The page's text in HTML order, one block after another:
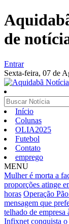
de
Entrar
Sexta-feira, 07 de
Início
Colunas
OLIA2025
Futebol
Contato
emprego
MENU
Mulher é morta a
proporções atinge
horas Operação
mensagem que
telhado de
Infixnet conquista